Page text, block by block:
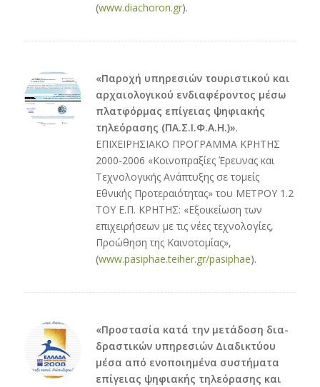
(www.diachoron.gr).
«Παροχή υπηρεσιών τουριστικού και
αρχαιολογικού ενδιαφέροντος μέσω
πλατφόρμας επίγειας ψηφιακής
τηλεόρασης (ΠΑ.Σ.Ι.Φ.Α.Η.)».
ΕΠΙΧΕΙΡΗΣΙΑΚΟ ΠΡΟΓΡΑΜΜΑ ΚΡΗΤΗΣ
2000-2006 «Κοινοπραξίες Έρευνας και
Τεχνολογικής Ανάπτυξης σε τομείς
Εθνικής Προτεραιότητας» του ΜΕΤΡΟΥ 1.2
ΤΟΥ Ε.Π. ΚΡΗΤΗΣ: «Εξοικείωση των
επιχειρήσεων με τις νέες τεχνολογίες,
Προώθηση της Καινοτομίας»,
(www.pasiphae.teiher.gr/pasiphae).
«Προστασία κατά την μετάδοση δια-
δραστικών υπηρεσιών Διαδικτύου
μέσα από ενοποιημένα συστήματα
επίγειας ψηφιακής τηλεόρασης και